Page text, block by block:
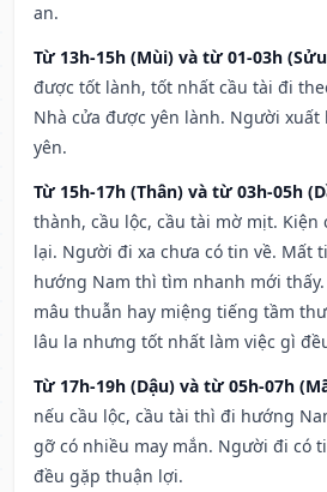
an.
Từ 13h-15h (Mùi) và từ 01-03h
được tốt lành, tốt nhất cầu tài đi
Nhà cửa được yên lành. Người
yên.
Từ 15h-17h (Thân) và từ 03h-05h
thành, cầu lộc, cầu tài mờ mịt. Kiện
lại. Người đi xa chưa có tin về. Mất
hướng Nam thì tìm nhanh mới
mâu thuẫn hay miệng tiếng tầm
lâu la nhưng tốt nhất làm việc gì
Từ 17h-19h (Dậu) và từ 05h-07h
nếu cầu lộc, cầu tài thì đi hướng
gỡ có nhiều may mắn. Người đi có
đều gặp thuận lợi.